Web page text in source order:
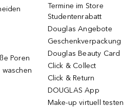
Poren
Termine im Store
Studentenrabatt
Douglas Angebote
Geschenkverpackung
Douglas Beauty Card
Click & Collect
Click & Return
DOUGLAS App
Make-up virtuell testen